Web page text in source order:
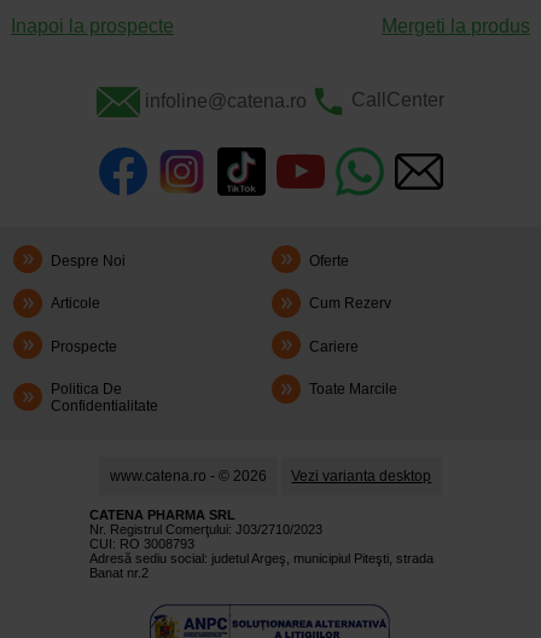
Inapoi la prospecte Mergeti la produs
infoline@catena.ro CallCenter
Despre Noi Oferte
Articole Cum Rezerv
Prospecte Cariere
Politica De
Confidentialitate
Toate Marcile
www.catena.ro - © 2026 Vezi varianta desktop
CATENA PHARMA SRL
Nr. Registrul Comerţului: J03/2710/2023
CUI: RO 3008793
Adresă sediu social: judetul Argeş, municipiul Piteşti, strada
Banat nr.2